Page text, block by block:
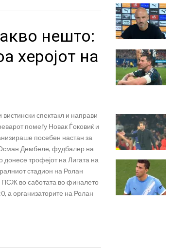
нешто:
херојот на
спектакл и направи
помеѓу Новак Ѓоковиќ и
посебен настан за
Дембеле, фудбалер на
трофејот на Лигата на
стадион на Ролан
ПСЖ во саботата во финалето
а организаторите на Ролан